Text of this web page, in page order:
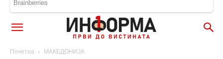
Почетна МАКЕДОНИЈА